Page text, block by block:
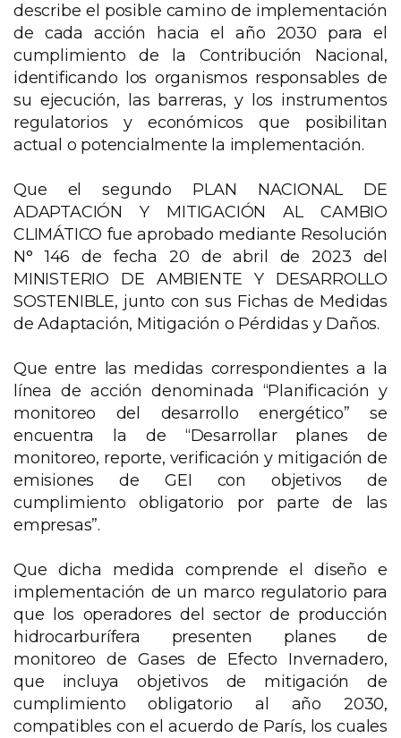
describe el posible camino de implementación
de cada acción hacia el año 2030 para el
cumplimiento de la Contribución Nacional,
identificando los organismos responsables de
su ejecución, las barreras, y los instrumentos
regulatorios y económicos que posibilitan
actual o potencialmente la implementación.
Que el segundo PLAN NACIONAL DE
ADAPTACIÓN Y MITIGACIÓN AL CAMBIO
CLIMÁTICO fue aprobado mediante Resolución
N° 146 de fecha 20 de abril de 2023 del
MINISTERIO DE AMBIENTE Y DESARROLLO
SOSTENIBLE, junto con sus Fichas de Medidas
de Adaptación, Mitigación o Pérdidas y Daños.
Que entre las medidas correspondientes a la
línea de acción denominada “Planificación y
monitoreo del desarrollo energético” se
encuentra la de “Desarrollar planes de
monitoreo, reporte, verificación y mitigación de
emisiones de GEI con objetivos de
cumplimiento obligatorio por parte de las
empresas”.
Que dicha medida comprende el diseño e
implementación de un marco regulatorio para
que los operadores del sector de producción
hidrocarburífera presenten planes de
monitoreo de Gases de Efecto Invernadero,
que incluya objetivos de mitigación de
cumplimiento obligatorio al año 2030,
compatibles con el acuerdo de París, los cuales